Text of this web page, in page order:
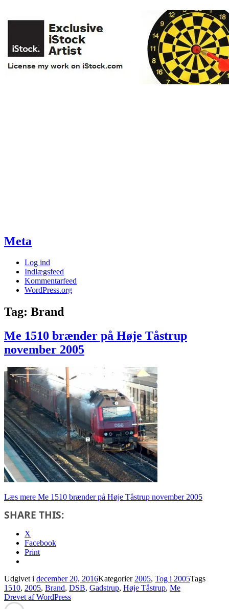
Meta
Log ind
Indlægsfeed
Kommentarfeed
WordPress.org
Tag: Brand
Me 1510 brænder på Høje Tåstrup
november 2005
Læs mere Me 1510 brænder på Høje Tåstrup november 2005
SHARE THIS:
X
Facebook
Print
Udgivet i december 20, 2016Kategorier 2005, Tog i 2005Tags
1510, 2005, Brand, DSB, Gadstrup, Høje Tåstrup, Me
Drevet af WordPress